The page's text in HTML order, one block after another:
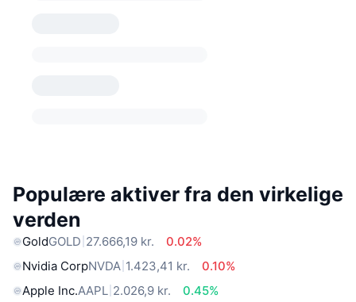
Populære aktiver fra den virkelige
verden
GoldGOLD 27.666,19 kr.
0.02%
Nvidia CorpNVDA 1.423,41 kr.
0.10%
Apple Inc.AAPL 2.026,9 kr.
0.45%